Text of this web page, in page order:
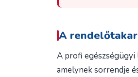
A
A profi
amelynek sorrendje